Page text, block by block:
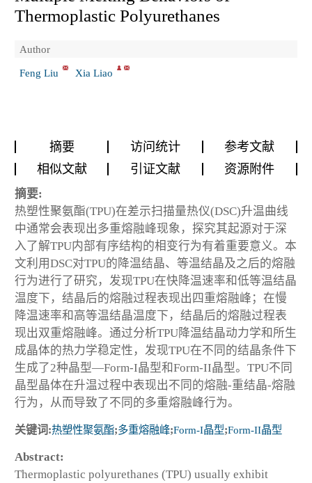
Thermoplastic Polyurethanes
Author
Feng Liu
Xia Liao
摘要 访问统计
参考文献
相似文献
引证文献 资源附件
摘要:
热塑性聚氨酯(TPU)在差示扫描量热仪(DSC)升温曲线
中通常会表现出多重熔融峰现象，探究其起源对于深
入了解TPU内部有序结构的相变行为有着重要意义。本
文利用DSC对TPU的降温结晶、等温结晶及之后的熔融
行为进行了研究，发现TPU在快降温速率和低等温结晶
温度下，结晶后的熔融过程表现出四重熔融峰；在慢
降温速率和高等温结晶温度下，结晶后的熔融过程表
现出双重熔融峰。通过分析TPU降温结晶动力学和所生
成晶体的热力学稳定性，发现TPU在不同的结晶条件下
生成了2种晶型—Form-I晶型和Form-II晶型。TPU不同
晶型晶体在升温过程中表现出不同的熔融-重结晶-熔融
行为，从而导致了不同的多重熔融峰行为。
关键词:热塑性聚氨酯;多重熔融峰;Form-I晶型;Form-II晶型
Abstract:
Thermoplastic polyurethanes (TPU) usually exhibit